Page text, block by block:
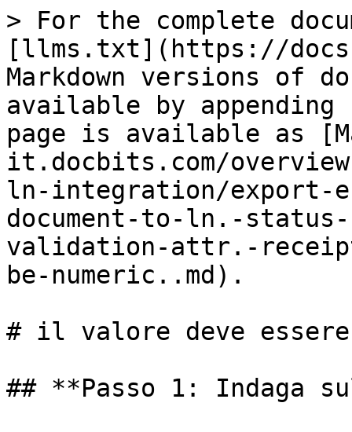
> For the complete
[llms.txt](https://
Markdown versions of
available by
page is available as
it.docbits.com/
ln-integration/export-
document-to-ln.-
validation-attr.-
be-numeric..md).
# il valore deve essere
## **Passo 1: Indaga